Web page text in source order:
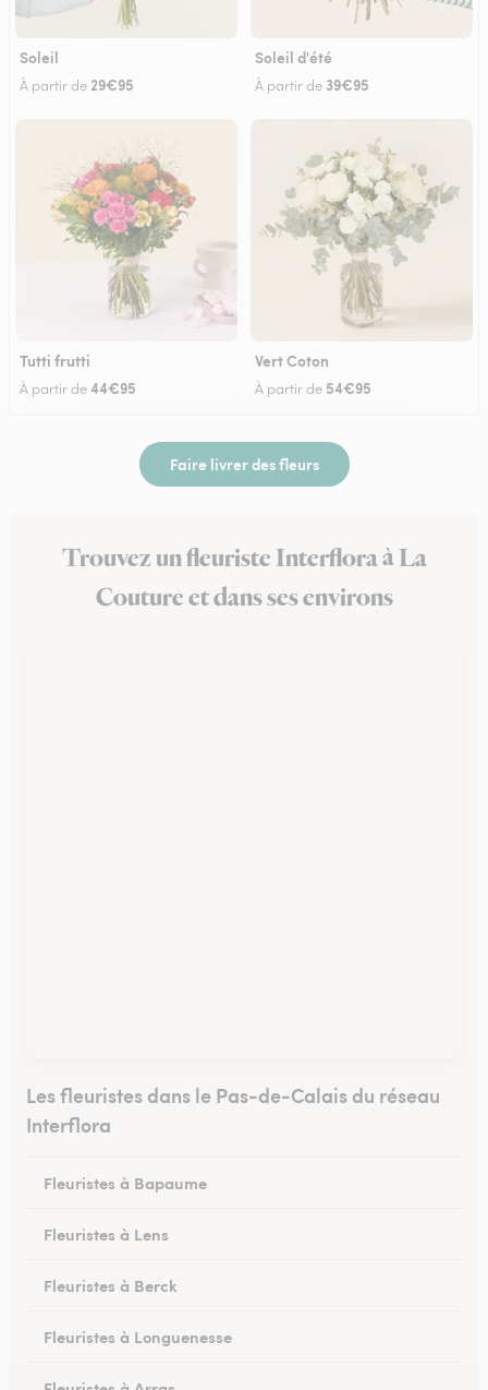
Soleil
À partir de 29€95
Soleil d'été
À partir de 39€95
Tutti frutti
À partir de44€95
Vert Coton
À partir de 54€95
Faire livrer des fleurs
Trouvez un fleuriste Interflora à La
Couture et dans ses environs
Les fleuristes dans le Pas-de-Calais du réseau
Interflora
Fleuristes à Bapaume
Fleuristes à Lens
Fleuristes à Berck
Fleuristes à Longuenesse